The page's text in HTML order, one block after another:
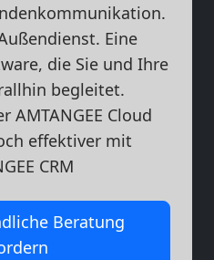
Eine
die Sie und Ihre
begleitet.
AMTANGEE Cloud
effektiver mit
CRM
Beratung